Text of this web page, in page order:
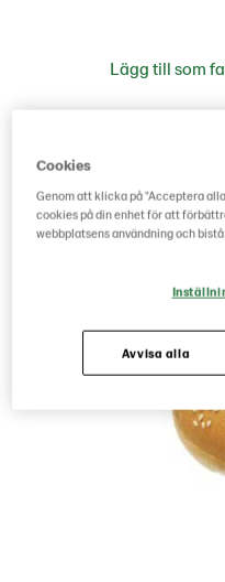
Lägg till som
Cookies
Genom att klicka på "Acceptera
cookies på din enhet för att
webbplatsens användning och
Avvisa alla